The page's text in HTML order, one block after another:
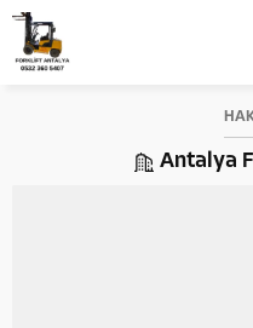
Antalya